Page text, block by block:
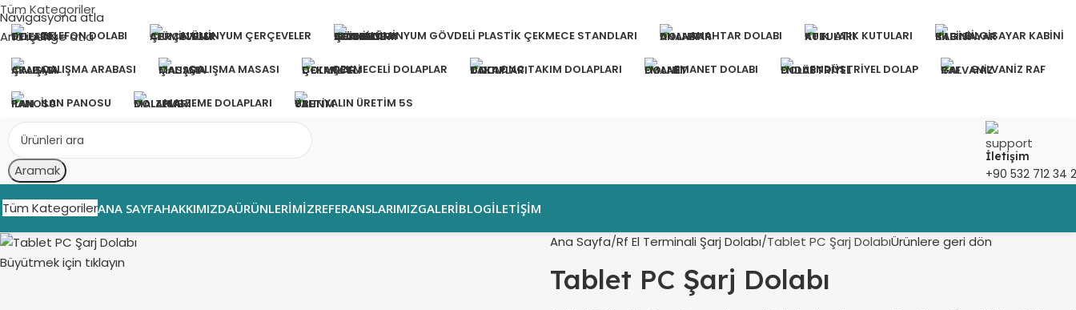
Navigasyona atla
Ana içeriğe atla
Tüm Kategoriler
TELEFON DOLABI ALÜMINYUM ÇERÇEVELER ALÜMINYUM GÖVDELI PLASTIK ÇEKMECE STANDLARI ANAHTAR DOLABI ATIK KUTULARI BILGISAYAR KABINI
ÇALIŞMA ARABASI ÇALIŞMA MASASI ÇEKMECELI DOLAPLAR CNC TAKIM DOLAPLARI EMANET DOLABI ENDÜSTRIYEL DOLAP GALVANIZ RAF
İLAN PANOSU MALZEME DOLAPLARI YALIN ÜRETIM 5S
Aramak
İletişim
+90 532 712 34
Tüm KategorilerANA SAYFAHAKKIMIZDAÜRÜNLERIMIZREFERANSLARIMIZGALERIBLOGİLETIŞIM
Büyütmek için tıklayın
Ana Sayfa Rf El Terminali Şarj Dolabı Tablet PC Şarj DolabıÜrünlere geri dön
Tablet PC Şarj Dolabı